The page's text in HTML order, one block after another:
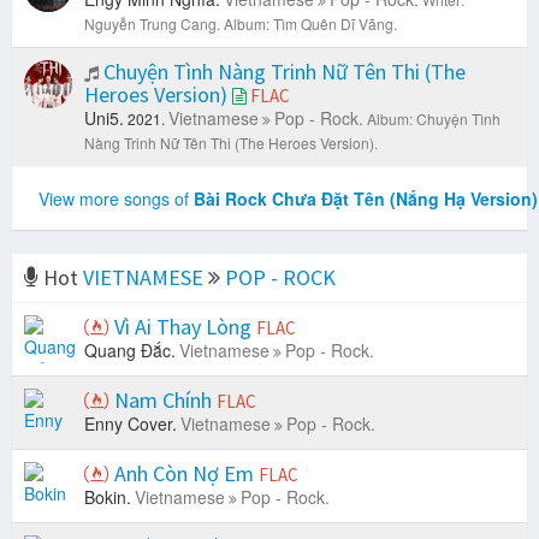
Nguyễn Trung Cang. Album: Tìm Quên Dĩ Vãng.
Chuyện Tình Nàng Trinh Nữ Tên Thi (The
Heroes Version)
FLAC
Uni5. 2021. Vietnamese Pop - Rock. Album: Chuyện Tình
Nàng Trinh Nữ Tên Thi (The Heroes Version).
View more songs of Bài Rock Chưa Đặt Tên (Nắng Hạ Version)
HotVIETNAMESE
POP - ROCK
Vì Ai Thay Lòng FLAC
Quang Đắc. Vietnamese Pop - Rock.
Nam Chính FLAC
Enny Cover. Vietnamese Pop - Rock.
Anh Còn Nợ Em FLAC
Bokin. Vietnamese Pop - Rock.